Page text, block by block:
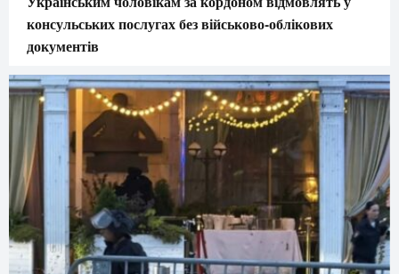
консульських послугах без військово-облікових
документів